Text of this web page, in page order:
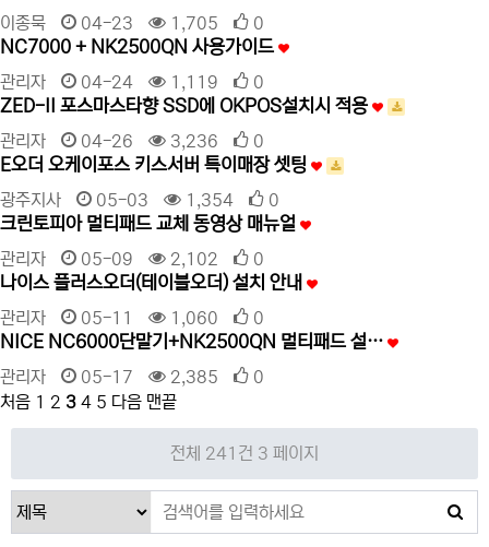
이종묵 04-23 1,705 0
NC7000 + NK2500QN 사용가이드
관리자 04-24 1,119 0
ZED-II 포스마스타향 SSD에 OKPOS설치시 적용
관리자 04-26 3,236 0
E오더 오케이포스 키스서버 특이매장 셋팅
광주지사 05-03 1,354 0
크린토피아 멀티패드 교체 동영상 매뉴얼
관리자 05-09 2,102 0
나이스 플러스오더(테이블오더) 설치 안내
관리자 05-11 1,060 0
NICE NC6000단말기+NK2500QN 멀티패드 설…
관리자 05-17 2,385
0
처음 1 2 3 4 5 다음 맨끝
전체 241건 3 페이지